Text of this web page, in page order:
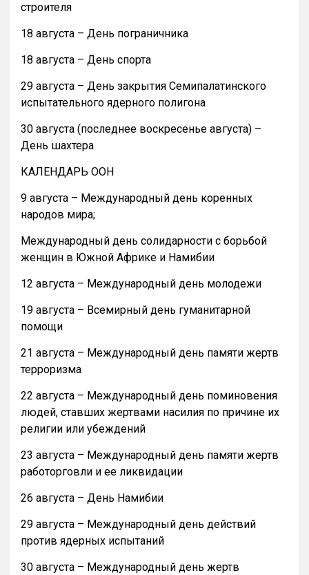
строителя
18 августа – День пограничника
18 августа – День спорта
29 августа – День закрытия Семипалатинского
испытательного ядерного полигона
30 августа (последнее воскресенье августа) –
День шахтера
КАЛЕНДАРЬ ООН
9 августа – Международный день коренных
народов мира;
Международный день солидарности с борьбой
женщин в Южной Африке и Намибии
12 августа – Международный день молодежи
19 августа – Всемирный день гуманитарной
помощи
21 августа – Международный день памяти жертв
терроризма
22 августа – Международный день поминовения
людей, ставших жертвами насилия по причине их
религии или убеждений
23 августа – Международный день памяти жертв
работорговли и ее ликвидации
26 августа – День Намибии
29 августа – Международный день действий
против ядерных испытаний
30 августа – Международный день жертв